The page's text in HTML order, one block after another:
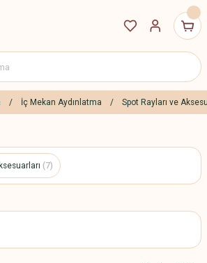
İç Mekan Aydınlatma Spot Rayları ve
(7)